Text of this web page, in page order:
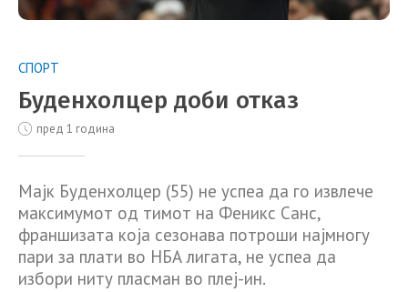
СПОРТ
Буденхолцер доби отказ
пред 1 година
Мајк Буденхолцер (55) не успеа да го извлече
максимумот од тимот на Феникс Санс,
франшизата која сезонава потроши најмногу
пари за плати во НБА лигата, не успеа да
избори ниту пласман во плеј-ин.